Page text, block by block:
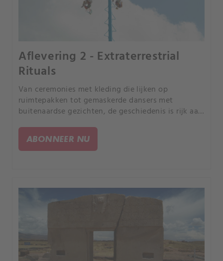
Aflevering 2 - Extraterrestrial
Rituals
Van ceremonies met kleding die lijken op
ruimtepakken tot gemaskerde dansers met
buitenaardse gezichten, de geschiedenis is rijk aan
echo's van echte ontmoetingen met iets dat niet
van deze aarde is?.
ABONNEER NU